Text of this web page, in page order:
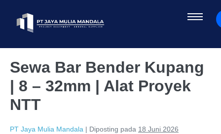
Sewa Bar Bender Kupang
| 8 – 32mm | Alat Proyek
NTT
PT Jaya Mulia Mandala | Diposting pada 18 Juni 2026